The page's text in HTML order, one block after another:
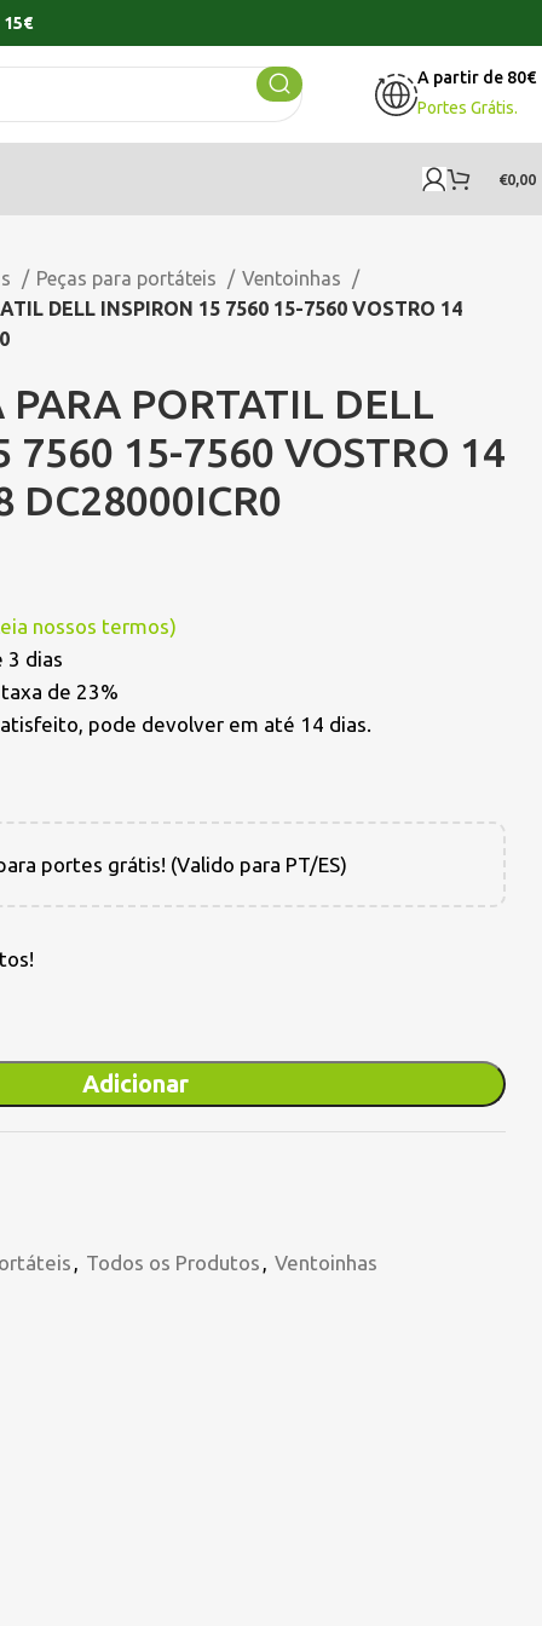
A partir de 80€
Portes Grátis.
€0,00
Peças para portáteis
Ventoinhas
DELL INSPIRON 15 7560 15-7560 VOSTRO 14
PORTATIL DELL
7560 15-7560 VOSTRO 14
DC28000ICR0
nossos termos)
3 dias
de 23%
pode devolver em até 14 dias.
portes grátis! (Valido para PT/ES)
Adicionar
, Todos os Produtos , Ventoinhas